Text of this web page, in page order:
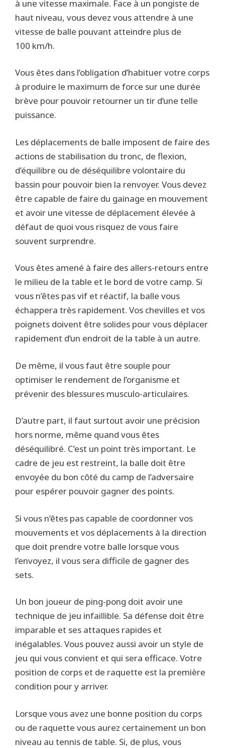
à une vitesse maximale. Face à un pongiste de
haut niveau, vous devez vous attendre à une
vitesse de balle pouvant atteindre plus de
100 km/h.
Vous êtes dans l’obligation d’habituer votre corps
à produire le maximum de force sur une durée
brève pour pouvoir retourner un tir d’une telle
puissance.
Les déplacements de balle imposent de faire des
actions de stabilisation du tronc, de flexion,
d’équilibre ou de déséquilibre volontaire du
bassin pour pouvoir bien la renvoyer. Vous devez
être capable de faire du gainage en mouvement
et avoir une vitesse de déplacement élevée à
défaut de quoi vous risquez de vous faire
souvent surprendre.
Vous êtes amené à faire des allers-retours entre
le milieu de la table et le bord de votre camp. Si
vous n’êtes pas vif et réactif, la balle vous
échappera très rapidement. Vos chevilles et vos
poignets doivent être solides pour vous déplacer
rapidement d’un endroit de la table à un autre.
De même, il vous faut être souple pour
optimiser le rendement de l’organisme et
prévenir des blessures musculo-articulaires.
D’autre part, il faut surtout avoir une précision
hors norme, même quand vous êtes
déséquilibré. C’est un point très important. Le
cadre de jeu est restreint, la balle doit être
envoyée du bon côté du camp de l’adversaire
pour espérer pouvoir gagner des points.
Si vous n’êtes pas capable de coordonner vos
mouvements et vos déplacements à la direction
que doit prendre votre balle lorsque vous
l’envoyez, il vous sera difficile de gagner des
sets.
Un bon joueur de ping-pong doit avoir une
technique de jeu infaillible. Sa défense doit être
imparable et ses attaques rapides et
inégalables. Vous pouvez aussi avoir un style de
jeu qui vous convient et qui sera efficace. Votre
position de corps et de raquette est la première
condition pour y arriver.
Lorsque vous avez une bonne position du corps
ou de raquette vous aurez certainement un bon
niveau au tennis de table. Si, de plus, vous